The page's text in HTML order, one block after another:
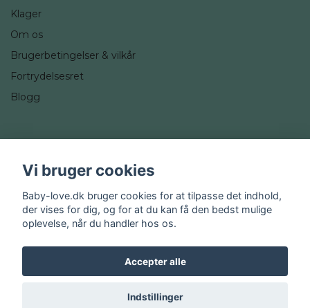
Klager
Om os
Brugerbetingelser & vilkår
Fortrydelsesret
Blogg
Instagram
© 2026 Baby-love.dk
Vi bruger cookies
Baby-love.dk bruger cookies for at tilpasse det indhold,
der vises for dig, og for at du kan få den bedst mulige
oplevelse, når du handler hos os.
Accepter alle
Indstillinger